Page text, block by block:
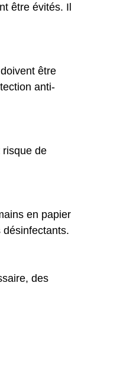
être évités. Il
être
anti-
risque de
en papier
désinfectants.
des